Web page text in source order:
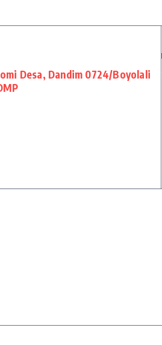
Desa, Dandim 0724/Boyolali